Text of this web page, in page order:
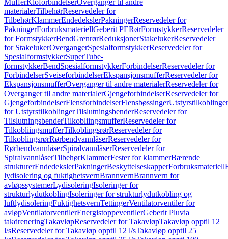
MufferKloforbindelserOverganger til andre
materialerTilbehørReservedeler for
TilbehørKlammerEndedekslerPakningerReservedeler for
PakningerForbruksmateriellGeberit PERørFormstykkerReservedeler
for FormstykkerBendGrenrørReduksjonerStakelukerReservedeler
for StakelukerOvergangerSpesialformstykkerReservedeler for
SpesialformstykkerSuperTube-
formstykkerBendSpesialformstykkerForbindelserReservedeler for
ForbindelserSveiseforbindelserEkspansjonsmufferReservedeler for
EkspansjonsmufferOverganger til andre materialerReservedeler for
Overganger til andre materialerGjengeforbindelserReservedeler for
GjengeforbindelserFlensforbindelserFlensbøssingerUtstyrstilkoblinger
for UtstyrstilkoblingerTilslutningsbenderReservedeler for
TilslutningsbenderTilkobliingsmufferReservedeler for
TilkobliingsmufferTilkoblingsrørReservedeler for
TilkoblingsrørRørbendvannlåserReservedeler for
RørbendvannlåserSpiralvannlåserReservedeler for
SpiralvannlåserTilbehørKlammerFester for klammerBærende
strukturerEndedekslerPakningerBeskyttelseskapperForbruksmateriell
lydisolering og fuktighetsvernBrannvernBrannvern for
avløpssystemerLydisoleringIsoleringer for
strukturlydutkoblingIsoleringer for strukturlydutkobling og
luftlydisoleringFuktighetsvernTettingerVentilatorventiler for
avløpVentilatorventilerEnergistoppeventilerGeberit Pluvia
takdreneringTakavløpReservedeler for TakavløpTakavløp opptil 12
l/sReservedeler for Takavløp opptil 12 l/sTakavløp opptil 25